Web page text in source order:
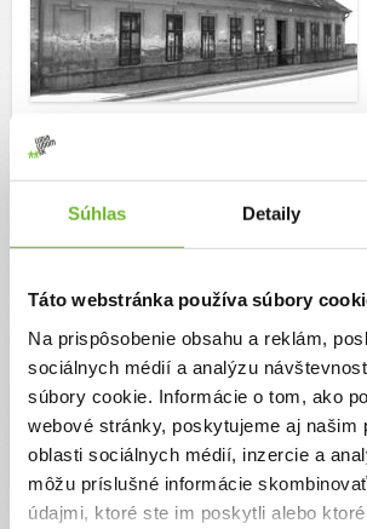
Súhlas Detaily
Táto webstránka používa súbory
Na prispôsobenie obsahu a reklám,
sociálnych médií a analýzu
súbory cookie. Informácie o tom, ako
webové stránky, poskytujeme aj našim
oblasti sociálnych médií, inzercie a
môžu príslušné informácie
údajmi, ktoré ste im poskytli alebo
3. novembra 2011 - 3. novembra 2012
Cieľ výzvy
lebo čas nás tlačí, a granty na kúpu nehnutelnosti nie
nechcú, lebo sme neziskovka.
Autor výzvy
Architektúra pre trvalo